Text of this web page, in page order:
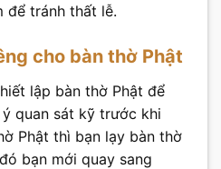
để tránh thất lễ.
cho bàn thờ Phật
lập bàn thờ Phật để
ý quan sát kỹ trước khi
Phật thì bạn lạy bàn thờ
bạn mới quay sang